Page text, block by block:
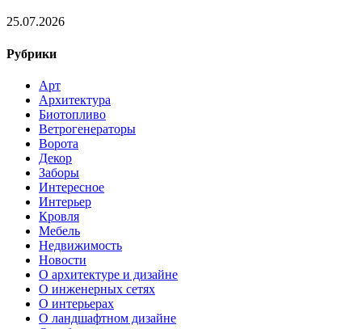
25.07.2026
Рубрики
Арт
Архитектура
Биотопливо
Ветрогенераторы
Ворота
Декор
Заборы
Интересное
Интерьер
Кровля
Мебель
Недвижимость
Новости
О архитектуре и дизайне
О инженерных сетях
О интерьерах
О ландшафтном дизайне